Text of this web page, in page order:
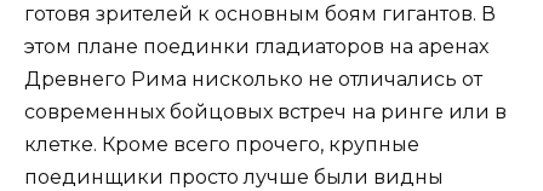
готовя зрителей к основным боям гигантов. В
этом плане поединки гладиаторов на аренах
Древнего Рима нисколько не отличались от
современных бойцовых встреч на ринге или в
клетке. Кроме всего прочего, крупные
поединщики просто лучше были видны